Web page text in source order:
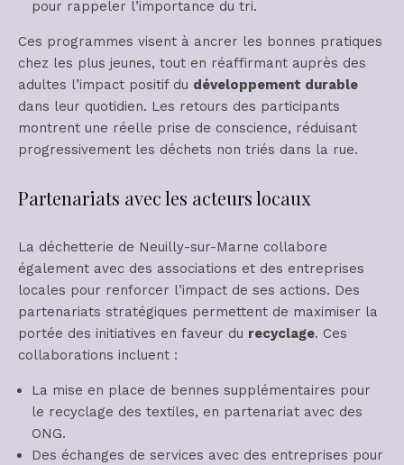
pour rappeler l’importance du tri.
Ces programmes visent à ancrer les bonnes pratiques
chez les plus jeunes, tout en réaffirmant auprès des
adultes l’impact positif du développement durable
dans leur quotidien. Les retours des participants
montrent une réelle prise de conscience, réduisant
progressivement les déchets non triés dans la rue.
Partenariats avec les acteurs locaux
La déchetterie de Neuilly-sur-Marne collabore
également avec des associations et des entreprises
locales pour renforcer l’impact de ses actions. Des
partenariats stratégiques permettent de maximiser la
portée des initiatives en faveur du recyclage. Ces
collaborations incluent :
La mise en place de bennes supplémentaires pour
le recyclage des textiles, en partenariat avec des
ONG.
Des échanges de services avec des entreprises pour